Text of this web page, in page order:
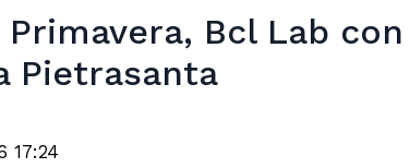
Primavera, Bcl Lab
Pietrasanta
17:24